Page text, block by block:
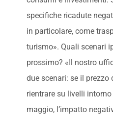
specifiche ricadute
in particolare, come
turismo». Quali scenari
prossimo? «Il nostro
due scenari: se il prezzo
rientrare su livelli
maggio, l’impatto